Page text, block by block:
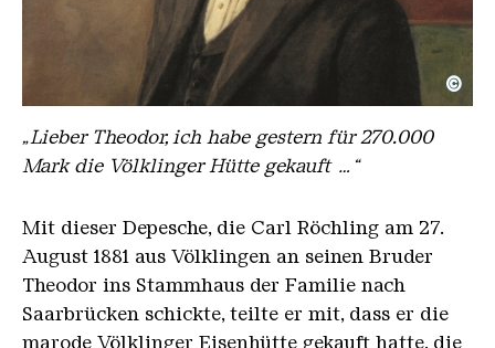
Carl, Röchling, Gemälde von Ludwig Würgele
Copyright: Familie Röchling
©
„Lieber Theodor, ich habe gestern für 270.000
Mark die Völklinger Hütte gekauft …“
Mit dieser Depesche, die Carl Röchling am 27.
August 1881 aus Völklingen an seinen Bruder
Theodor ins Stammhaus der Familie nach
Saarbrücken schickte, teilte er mit, dass er die
marode Völklinger Eisenhütte gekauft hatte, die